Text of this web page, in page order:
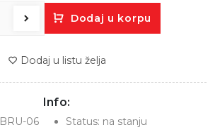
Dodaj u korpu
Dodaj u listu želja
Info:
BRU-06 Status: na stanju